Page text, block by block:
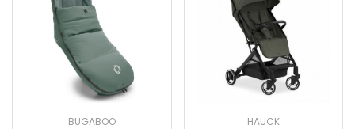
BUGABOO HAUCK